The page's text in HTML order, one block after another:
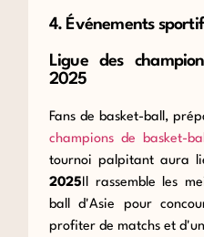
4. Événements
Ligue des
2025
Fans de basket-ball,
champions de basket-
tournoi palpitant aura
2025 Il rassemble les
ball d'Asie pour
profiter de matchs et